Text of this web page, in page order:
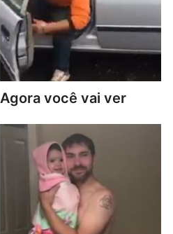
Agora você vai ver